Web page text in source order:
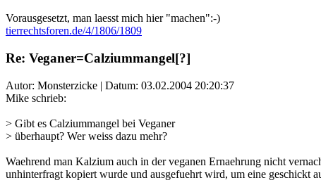
Vorausgesetzt, man laesst mich hier "machen":-)
tierrechtsforen.de/4/1806/1809
Re: Veganer=Calziummangel[?]
Autor: Monsterzicke | Datum: 03.02.2004 20:20:37
Mike schrieb:
> Gibt es Calziummangel bei Veganer
> überhaupt? Wer weiss dazu mehr?
Waehrend man Kalzium auch in der veganen Ernaehrung nicht
unhinterfragt kopiert wurde und ausgefuehrt wird, um eine geschickt